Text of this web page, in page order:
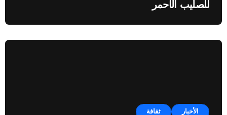
للصليب الأحمر
الأخبار ثقافة